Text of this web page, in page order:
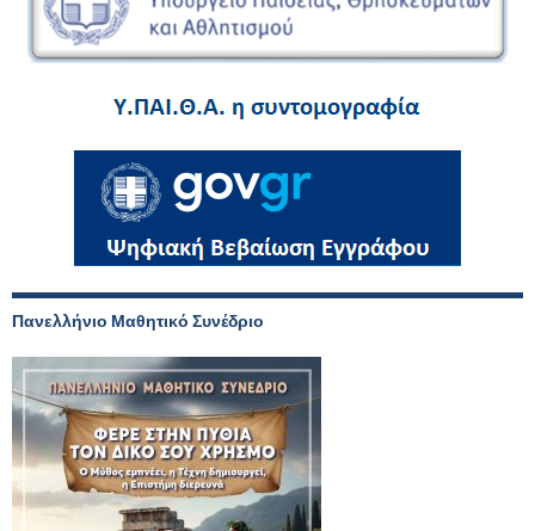
Πανελλήνιο Μαθητικό Συνέδριο